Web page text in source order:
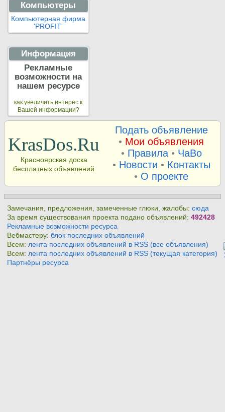
Компьютеры
Компьютерная фирма
'PROFIT'
Информация
Рекламные
возможности на
нашем ресурсе
как увеличить интерес к
Вашей информации?
KrasDos.Ru
Красноярская доска
бесплатных объявлений
Подать объявление
• Мои объявления
• Правила• ЧаВо
• Новости • Контакты
• О проекте
Замечания, предложения, замеченные глюки, жалобы:сюда
За время существования проекта подано объявлений:492428
Рекламные возможности ресурса
Вебмастеру:блок последних объявлений
Всем: лента последних объявлений в RSS (все объявления)
Всем: лента последних объявлений в RSS (текущая категория)
Партнёры ресурса